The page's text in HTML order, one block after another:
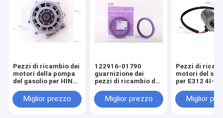
Pezzi di ricambio dei
motori della pompa
del gasolio per HINO
Miglior prezzo
122916-01790
guarnizione dei
pezzi di ricambio dei
4TNV98
Miglior prezzo
Pezzi di
motori del
per E312 4I-
Miglior